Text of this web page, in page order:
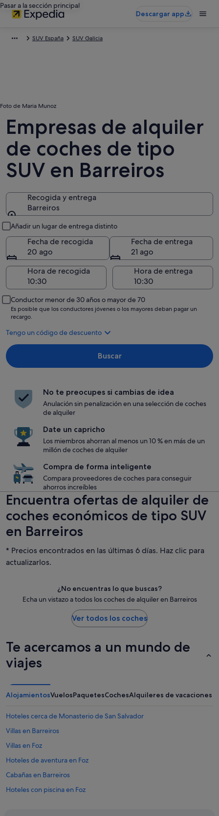
Pasar a la sección principal
Descargar app
SUV España SUV Galicia
Foto de Maria Munoz
Empresas de alquiler
de coches de tipo
SUV en Barreiros
Recogida y entrega
Barreiros
Añadir un lugar de entrega distinto
Fecha de recogida
20 ago
Fecha de entrega
21 ago
Hora de recogida
Hora de entrega
Conductor menor de 30 años o mayor de 70
Es posible que los conductores jóvenes o los mayores deban pagar un
recargo.
Tengo un código de descuento
Buscar
No te preocupes si cambias de idea
Anulación sin penalización en una selección de coches
de alquiler
Date un capricho
Los miembros ahorran al menos un 10 % en más de un
millón de coches de alquiler
Compra de forma inteligente
Compara proveedores de coches para conseguir
ahorros increíbles
Encuentra ofertas de alquiler de
coches económicos de tipo SUV
en Barreiros
* Precios encontrados en las últimas 6 días. Haz clic para
actualizarlos.
¿No encuentras lo que buscas?
Echa un vistazo a todos los coches de alquiler en Barreiros
Ver todos los coches
Te acercamos a un mundo de
viajes
AlojamientosVuelosPaquetesCochesAlquileres de vacaciones
Hoteles cerca de Monasterio de San Salvador
Villas en Barreiros
Villas en Foz
Hoteles de aventura en Foz
Cabañas en Barreiros
Hoteles con piscina en Foz